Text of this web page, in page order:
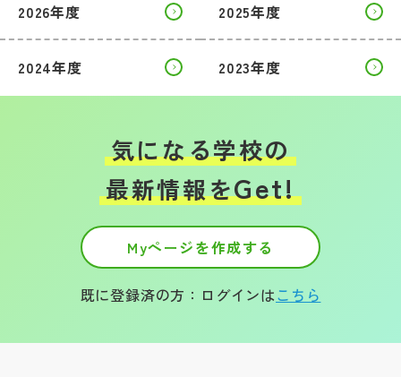
2026年度 2025年度
2024年度 2023年度
気になる学校の
最新情報をGet!
Myページを作成する
既に登録済の方：ログインはこちら